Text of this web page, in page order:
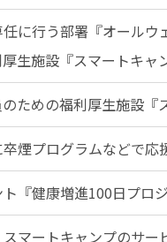
に行う部署『オールウ
生施設『スマートキャ
ための福利厚生施設『
煙プログラムなどで応
『健康増進100日プロ
マートキャンプのサ